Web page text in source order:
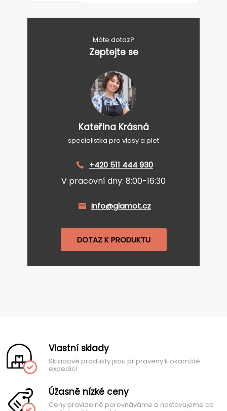
Máte dotaz?
Zeptejte se
Kateřina Krásná
specialistka pro vlasy a pleť
+420 511 444 930
V pracovní dny: 8:00-16:30
info@glamot.cz
DOTAZ K PRODUKTU
Vlastní sklady
Skladové produkty jsou připraveny k okamžité
expedici
Úžasně nízké ceny
Ceny pravidelně porovnáváme a nastavujeme co